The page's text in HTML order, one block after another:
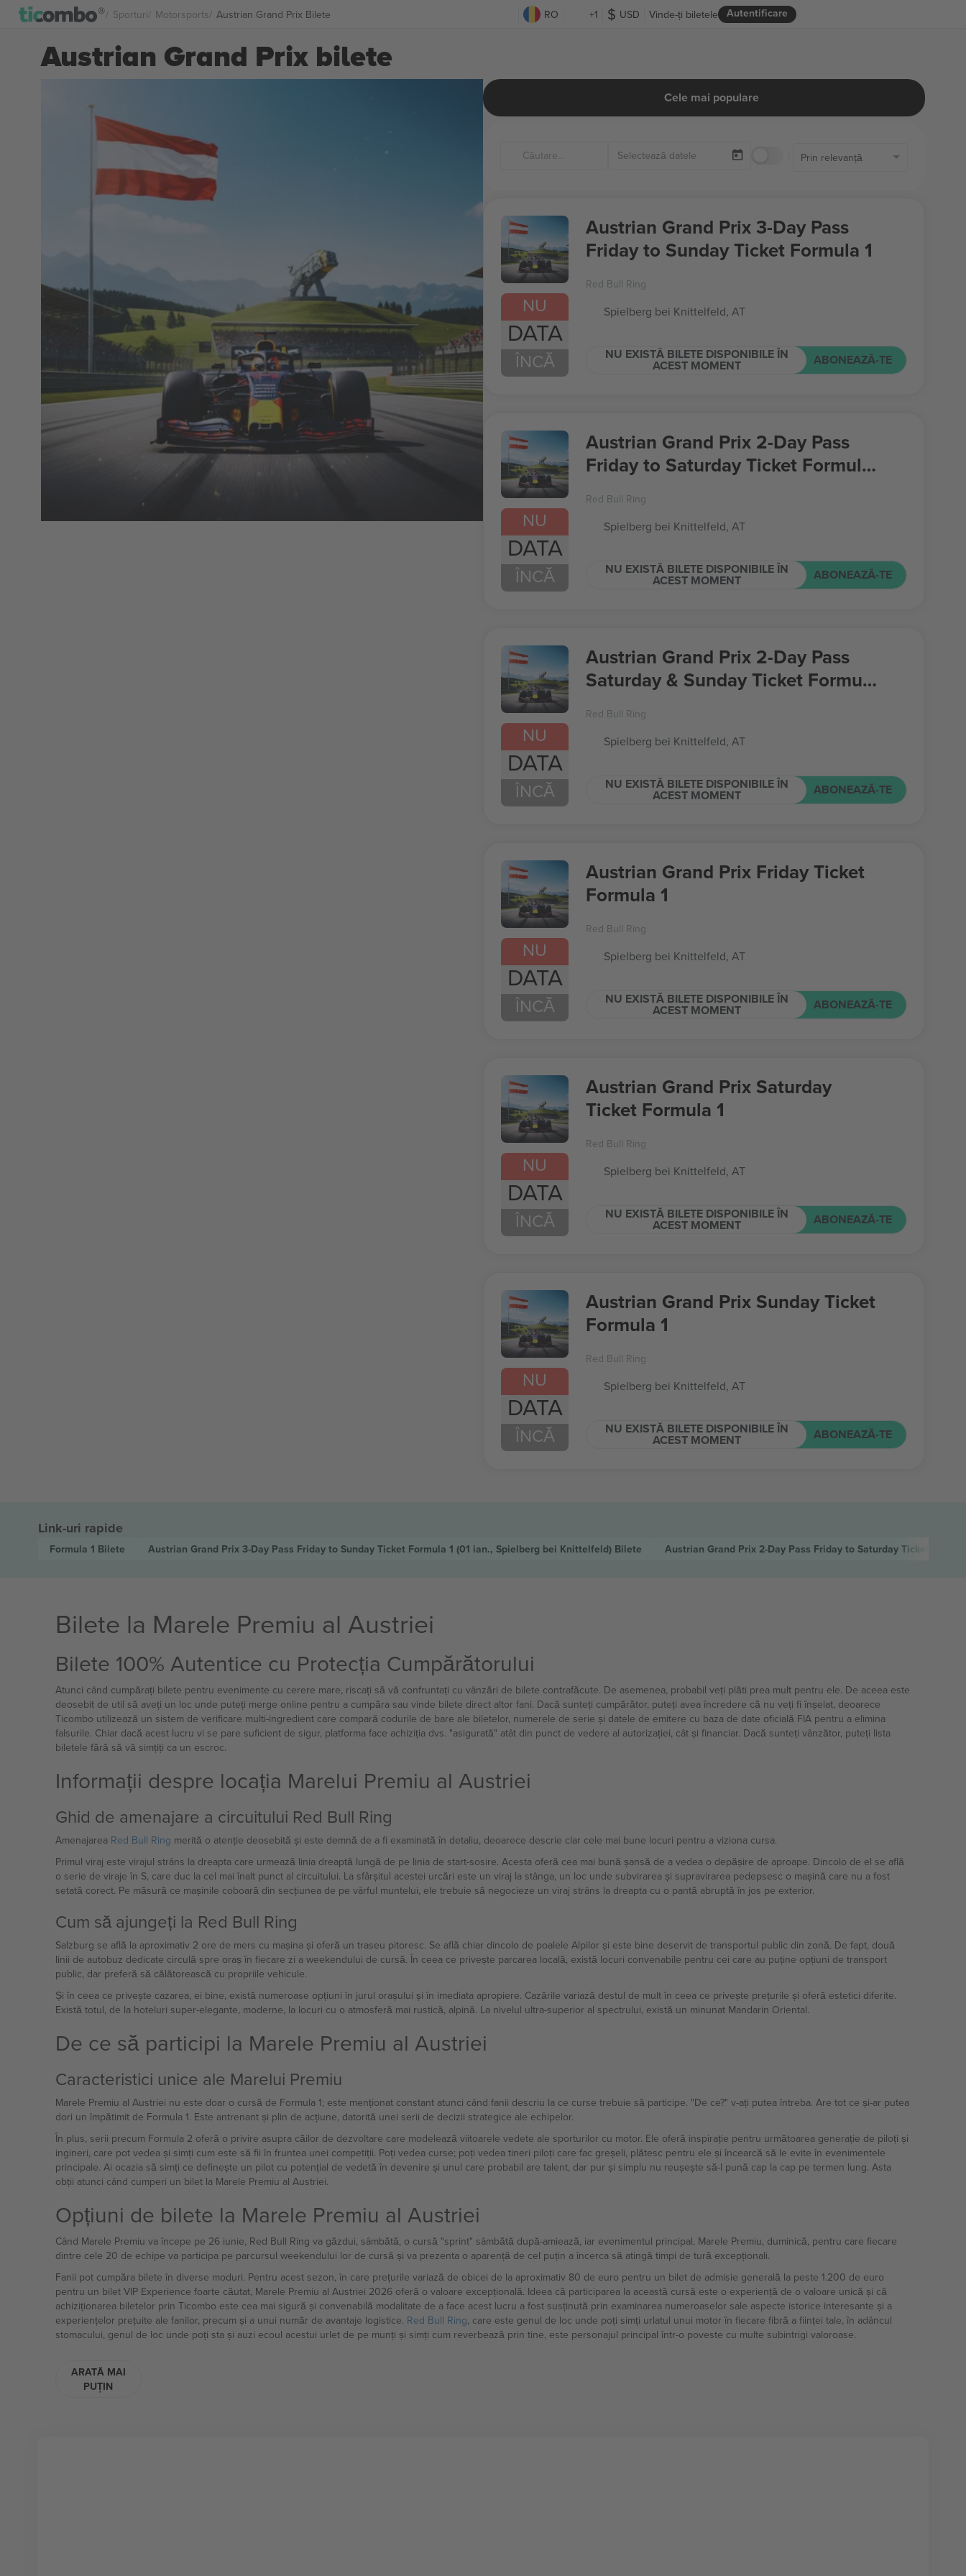
Sporturi Motorsports Austrian Grand Prix Bilete RO +1 USD Autentificare
Vinde-ți biletele
Austrian Grand Prix bilete
Cele mai populare
Doar biletele disponibile
Prin relevanță
NU
DATA
ÎNCĂ
Austrian Grand Prix 3-Day Pass
Friday to Sunday Ticket Formula 1
Red Bull Ring
Spielberg bei Knittelfeld, AT
NU EXISTĂ BILETE DISPONIBILE ÎN
ACEST MOMENT ABONEAZĂ-TE
NU
DATA
ÎNCĂ
Austrian Grand Prix 2-Day Pass
Friday to Saturday Ticket Formula
1
Red Bull Ring
Spielberg bei Knittelfeld, AT
NU EXISTĂ BILETE DISPONIBILE ÎN
ACEST MOMENT ABONEAZĂ-TE
NU
DATA
ÎNCĂ
Austrian Grand Prix 2-Day Pass
Saturday & Sunday Ticket Formula
1
Red Bull Ring
Spielberg bei Knittelfeld, AT
NU EXISTĂ BILETE DISPONIBILE ÎN
ACEST MOMENT ABONEAZĂ-TE
NU
DATA
ÎNCĂ
Austrian Grand Prix Friday Ticket
Formula 1
Red Bull Ring
Spielberg bei Knittelfeld, AT
NU EXISTĂ BILETE DISPONIBILE ÎN
ACEST MOMENT ABONEAZĂ-TE
NU
DATA
ÎNCĂ
Austrian Grand Prix Saturday
Ticket Formula 1
Red Bull Ring
Spielberg bei Knittelfeld, AT
NU EXISTĂ BILETE DISPONIBILE ÎN
ACEST MOMENT ABONEAZĂ-TE
NU
DATA
ÎNCĂ
Austrian Grand Prix Sunday Ticket
Formula 1
Red Bull Ring
Spielberg bei Knittelfeld, AT
NU EXISTĂ BILETE DISPONIBILE ÎN
ACEST MOMENT ABONEAZĂ-TE
Link-uri rapide
Formula 1 Bilete Austrian Grand Prix 3-Day Pass Friday to Sunday Ticket Formula 1 (01 ian., Spielberg bei Knittelfeld) Bilete Austrian Grand Prix 2-Day Pass Friday to Saturday Ticket
Bilete la Marele Premiu al Austriei
Bilete 100% Autentice cu Protecția Cumpărătorului
Atunci când cumpărați bilete pentru evenimente cu cerere mare, riscați să vă confruntați cu vânzări de bilete contrafăcute. De asemenea, probabil veți plăti prea mult pentru ele. De aceea este
deosebit de util să aveți un loc unde puteți merge online pentru a cumpăra sau vinde bilete direct altor fani. Dacă sunteți cumpărător, puteți avea încredere că nu veți fi înșelat, deoarece
Ticombo utilizează un sistem de verificare multi-ingredient care compară codurile de bare ale biletelor, numerele de serie și datele de emitere cu baza de date oficială FIA pentru a elimina
falsurile. Chiar dacă acest lucru vi se pare suficient de sigur, platforma face achiziția dvs. "asigurată" atât din punct de vedere al autorizației, cât și financiar. Dacă sunteți vânzător, puteți lista
biletele fără să vă simțiți ca un escroc.
Informații despre locația Marelui Premiu al Austriei
Ghid de amenajare a circuitului Red Bull Ring
Amenajarea Red Bull Ring merită o atenție deosebită și este demnă de a fi examinată în detaliu, deoarece descrie clar cele mai bune locuri pentru a viziona cursa.
Primul viraj este virajul strâns la dreapta care urmează linia dreaptă lungă de pe linia de start-sosire. Acesta oferă cea mai bună șansă de a vedea o depășire de aproape. Dincolo de el se află
o serie de viraje în S, care duc la cel mai înalt punct al circuitului. La sfârșitul acestei urcări este un viraj la stânga, un loc unde subvirarea și supravirarea pedepsesc o mașină care nu a fost
setată corect. Pe măsură ce mașinile coboară din secțiunea de pe vârful muntelui, ele trebuie să negocieze un viraj strâns la dreapta cu o pantă abruptă în jos pe exterior.
Cum să ajungeți la Red Bull Ring
Salzburg se află la aproximativ 2 ore de mers cu mașina și oferă un traseu pitoresc. Se află chiar dincolo de poalele Alpilor și este bine deservit de transportul public din zonă. De fapt, două
linii de autobuz dedicate circulă spre oraș în fiecare zi a weekendului de cursă. În ceea ce privește parcarea locală, există locuri convenabile pentru cei care au puține opțiuni de transport
public, dar preferă să călătorească cu propriile vehicule.
Și în ceea ce privește cazarea, ei bine, există numeroase opțiuni în jurul orașului și în imediata apropiere. Cazările variază destul de mult în ceea ce privește prețurile și oferă estetici diferite.
Există totul, de la hoteluri super-elegante, moderne, la locuri cu o atmosferă mai rustică, alpină. La nivelul ultra-superior al spectrului, există un minunat Mandarin Oriental.
De ce să participi la Marele Premiu al Austriei
Caracteristici unice ale Marelui Premiu
Marele Premiu al Austriei nu este doar o cursă de Formula 1; este menționat constant atunci când fanii descriu la ce curse trebuie să participe. "De ce?" v-ați putea întreba. Are tot ce și-ar putea
dori un împătimit de Formula 1. Este antrenant și plin de acțiune, datorită unei serii de decizii strategice ale echipelor.
În plus, serii precum Formula 2 oferă o privire asupra căilor de dezvoltare care modelează viitoarele vedete ale sporturilor cu motor. Ele oferă inspirație pentru următoarea generație de piloți și
ingineri, care pot vedea și simți cum este să fii în fruntea unei competiții. Poți vedea curse; poți vedea tineri piloți care fac greșeli, plătesc pentru ele și încearcă să le evite în evenimentele
principale. Ai ocazia să simți ce definește un pilot cu potențial de vedetă în devenire și unul care probabil are talent, dar pur și simplu nu reușește să-l pună cap la cap pe termen lung. Asta
obții atunci când cumperi un bilet la Marele Premiu al Austriei.
Opțiuni de bilete la Marele Premiu al Austriei
Când Marele Premiu va începe pe 26 iunie, Red Bull Ring va găzdui, sâmbătă, o cursă "sprint" sâmbătă după-amiează, iar evenimentul principal, Marele Premiu, duminică, pentru care fiecare
dintre cele 20 de echipe va participa pe parcursul weekendului lor de cursă și va prezenta o aparență de cel puțin a încerca să atingă timpi de tură excepționali.
Fanii pot cumpăra bilete în diverse moduri. Pentru acest sezon, în care prețurile variază de obicei de la aproximativ 80 de euro pentru un bilet de admisie generală la peste 1.200 de euro
pentru un bilet VIP Experience foarte căutat, Marele Premiu al Austriei 2026 oferă o valoare excepțională. Ideea că participarea la această cursă este o experiență de o valoare unică și că
achiziționarea biletelor prin Ticombo este cea mai sigură și convenabilă modalitate de a face acest lucru a fost susținută prin examinarea numeroaselor sale aspecte istorice interesante și a
experiențelor prețuite ale fanilor, precum și a unui număr de avantaje logistice. Red Bull Ring, care este genul de loc unde poți simți urlatul unui motor în fiecare fibră a ființei tale, în adâncul
stomacului, genul de loc unde poți sta și auzi ecoul acestui urlet de pe munți și simți cum reverbează prin tine, este personajul principal într-o poveste cu multe subintrigi valoroase.
ARATĂ MAI
PUȚIN